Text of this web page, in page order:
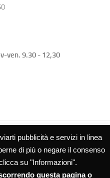
ven. 9.30 - 12,30
Condominiali © 2026. Tutti i
pubblicità e servizi in linea
di più o negare il consenso
su "Informazioni".
questa pagina o